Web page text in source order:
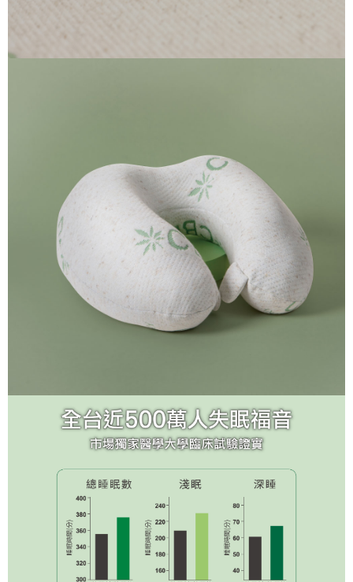
５．嚴禁一人註冊多個帳號或使用他人資訊註冊。若發現惡意使用之情形，
恩沛科技股份有限公司將有權停止該用戶之使用額度並採取法律行動。